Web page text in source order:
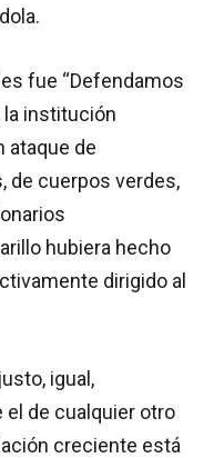
fue “Defendamos
la institución
ataque de
de cuerpos verdes,
hubiera hecho
dirigido al
igual,
de cualquier otro
creciente está